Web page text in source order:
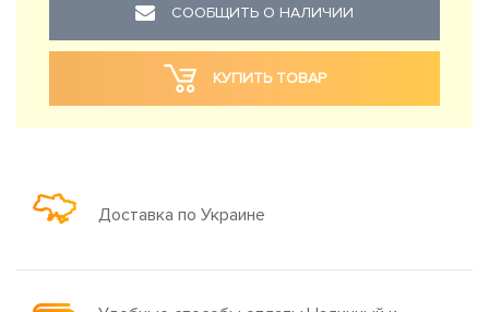
СООБЩИТЬ О НАЛИЧИИ
КУПИТЬ ТОВАР
Доставка по Украине